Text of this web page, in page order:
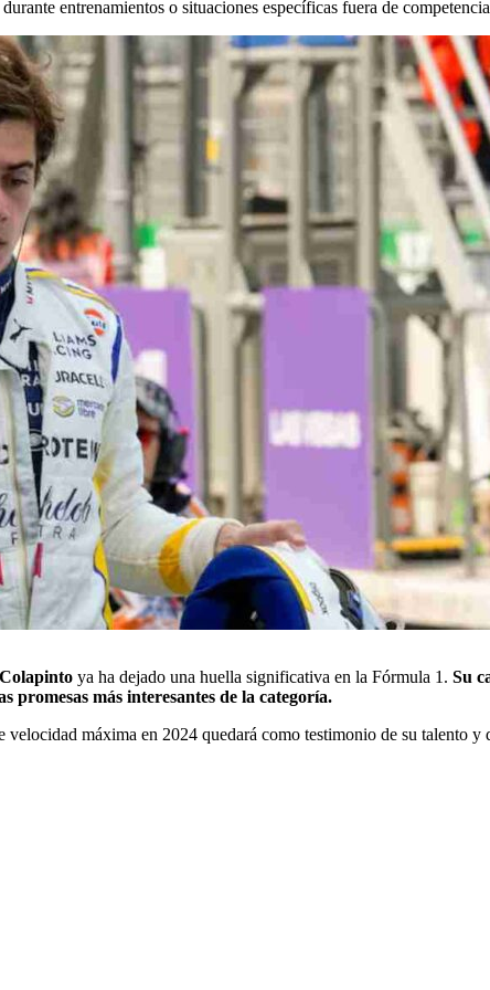
entrenamientos o situaciones específicas fuera de
ya ha dejado una huella significativa en la Fórmula 1. Su
promesas más interesantes de la categoría.
máxima en 2024 quedará como testimonio de su talento